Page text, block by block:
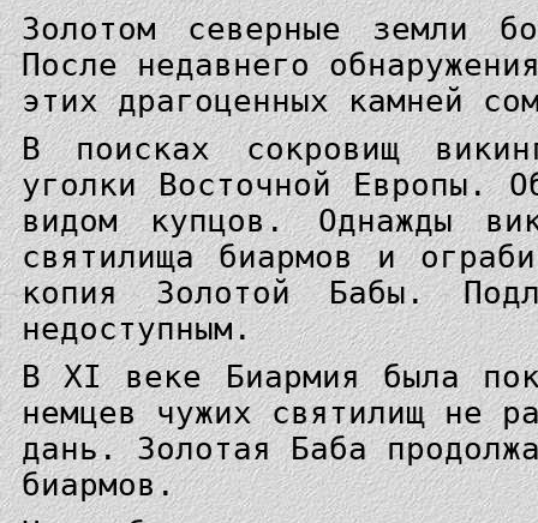
Золотом северные земли
После недавнего
этих драгоценных камней
В поисках сокровищ
уголки Восточной Европы.
видом купцов. Однажды
святилища биармов и
копия Золотой Бабы.
недоступным.
В XI веке Биармия была
немцев чужих святилищ не
дань. Золотая Баба
биармов.